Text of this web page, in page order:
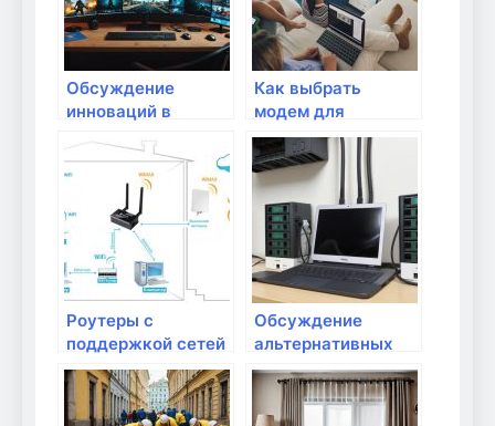
Обсуждение
инноваций в
Как выбрать
модем для
использования в
домашней сети?
Роутеры с
поддержкой сетей
нового поколения:
что это такое?
Обсуждение
альтернативных
подключений к
интернету в зоне
власти